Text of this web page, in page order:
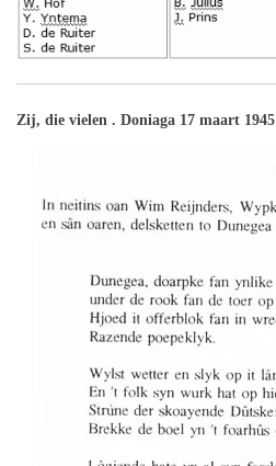
Zij, die vielen . Doniaga 17 maart 1945